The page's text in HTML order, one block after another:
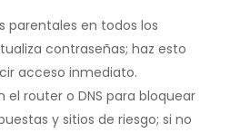
parentales en todos los
contraseñas; haz esto
acceso inmediato.
el router o DNS para bloquear
y sitios de riesgo; si no